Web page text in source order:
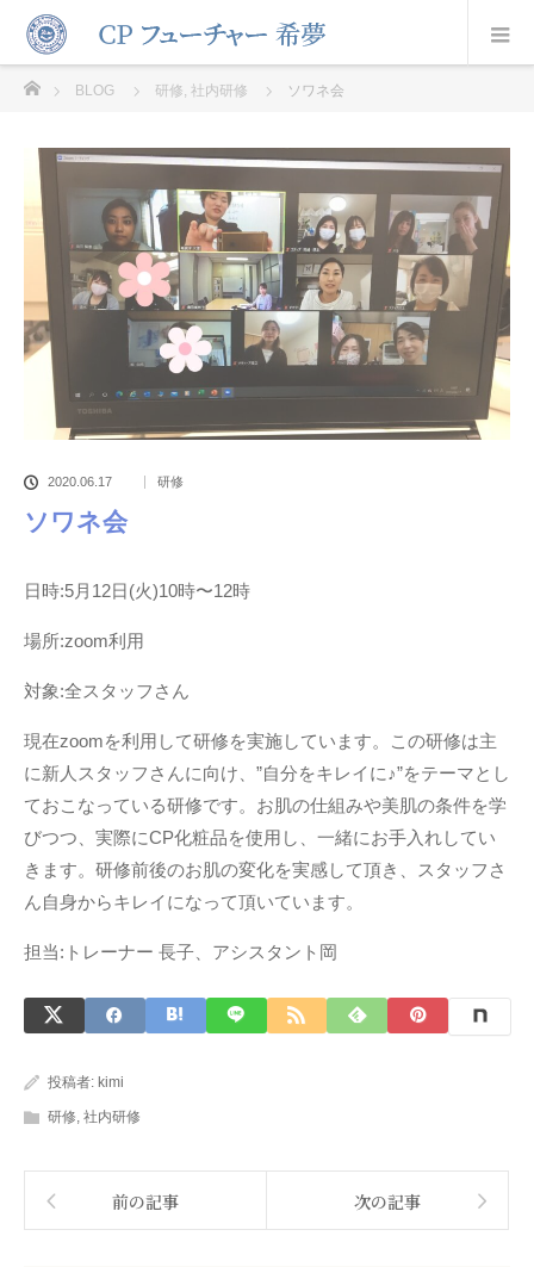
ホーム
BLOG 研修, 社内研修 ソワネ会
2020.06.17 研修
ソワネ会
日時:5月12日(火)10時〜12時
場所:zoom利用
対象:全スタッフさん
現在zoomを利用して研修を実施しています。この研修は主
に新人スタッフさんに向け、”自分をキレイに♪”をテーマとし
ておこなっている研修です。お肌の仕組みや美肌の条件を学
びつつ、実際にCP化粧品を使用し、一緒にお手入れしてい
きます。研修前後のお肌の変化を実感して頂き、スタッフさ
ん自身からキレイになって頂いています。
担当:トレーナー 長子、アシスタント岡
投稿者: kimi
研修 社内研修
前の記事 次の記事